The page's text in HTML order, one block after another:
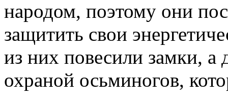
народом, поэтому они
защитить свои
из них повесили замки, а
охраной осьминогов,